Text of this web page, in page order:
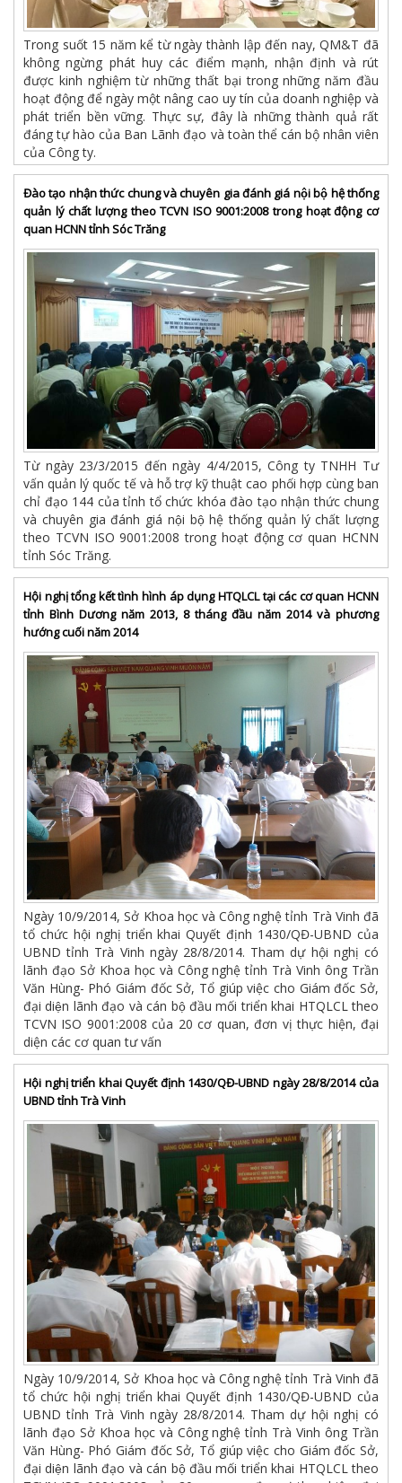
Trong suốt 15 năm kể từ ngày thành lập đến nay, QM&T đã
không ngừng phát huy các điểm mạnh, nhận định và rút
được kinh nghiệm từ những thất bại trong những năm đầu
hoạt động để ngày một nâng cao uy tín của doanh nghiệp và
phát triển bền vững. Thực sự, đây là những thành quả rất
đáng tự hào của Ban Lãnh đạo và toàn thể cán bộ nhân viên
của Công ty.
Đào tạo nhận thức chung và chuyên gia đánh giá nội bộ hệ thống
quản lý chất lượng theo TCVN ISO 9001:2008 trong hoạt động cơ
quan HCNN tỉnh Sóc Trăng
Từ ngày 23/3/2015 đến ngày 4/4/2015, Công ty TNHH Tư
vấn quản lý quốc tế và hỗ trợ kỹ thuật cao phối hợp cùng ban
chỉ đạo 144 của tỉnh tổ chức khóa đào tạo nhận thức chung
và chuyên gia đánh giá nội bộ hệ thống quản lý chất lượng
theo TCVN ISO 9001:2008 trong hoạt động cơ quan HCNN
tỉnh Sóc Trăng.
Hội nghị tổng kết tình hình áp dụng HTQLCL tại các cơ quan HCNN
tỉnh Bình Dương năm 2013, 8 tháng đầu năm 2014 và phương
hướng cuối năm 2014
Ngày 10/9/2014, Sở Khoa học và Công nghệ tỉnh Trà Vinh đã
tổ chức hội nghị triển khai Quyết định 1430/QĐ-UBND của
UBND tỉnh Trà Vinh ngày 28/8/2014. Tham dự hội nghị có
lãnh đạo Sở Khoa học và Công nghệ tỉnh Trà Vinh ông Trần
Văn Hùng- Phó Giám đốc Sở, Tổ giúp việc cho Giám đốc Sở,
đại diện lãnh đạo và cán bộ đầu mối triển khai HTQLCL theo
TCVN ISO 9001:2008 của 20 cơ quan, đơn vị thực hiện, đại
diện các cơ quan tư vấn
Hội nghị triển khai Quyết định 1430/QĐ-UBND ngày 28/8/2014 của
UBND tỉnh Trà Vinh
Ngày 10/9/2014, Sở Khoa học và Công nghệ tỉnh Trà Vinh đã
tổ chức hội nghị triển khai Quyết định 1430/QĐ-UBND của
UBND tỉnh Trà Vinh ngày 28/8/2014. Tham dự hội nghị có
lãnh đạo Sở Khoa học và Công nghệ tỉnh Trà Vinh ông Trần
Văn Hùng- Phó Giám đốc Sở, Tổ giúp việc cho Giám đốc Sở,
đại diện lãnh đạo và cán bộ đầu mối triển khai HTQLCL theo